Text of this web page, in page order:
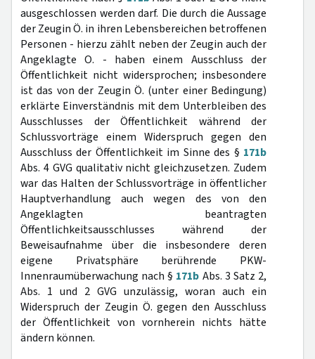
ausgeschlossen werden darf. Die durch die Aussage
der Zeugin Ö. in ihren Lebensbereichen betroffenen
Personen - hierzu zählt neben der Zeugin auch der
Angeklagte O. - haben einem Ausschluss der
Öffentlichkeit nicht widersprochen; insbesondere
ist das von der Zeugin Ö. (unter einer Bedingung)
erklärte Einverständnis mit dem Unterbleiben des
Ausschlusses der Öffentlichkeit während der
Schlussvorträge einem Widerspruch gegen den
Ausschluss der Öffentlichkeit im Sinne des § 171b
Abs. 4 GVG qualitativ nicht gleichzusetzen. Zudem
war das Halten der Schlussvorträge in öffentlicher
Hauptverhandlung auch wegen des von den
Angeklagten beantragten
Öffentlichkeitsausschlusses während der
Beweisaufnahme über die insbesondere deren
eigene Privatsphäre berührende PKW-
Innenraumüberwachung nach § 171b Abs. 3 Satz 2,
Abs. 1 und 2 GVG unzulässig, woran auch ein
Widerspruch der Zeugin Ö. gegen den Ausschluss
der Öffentlichkeit von vornherein nichts hätte
ändern können.